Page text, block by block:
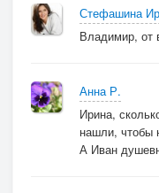
Стефашина
Владимир, от
Анна Р.
Ирина,
нашли, чтобы
А Иван